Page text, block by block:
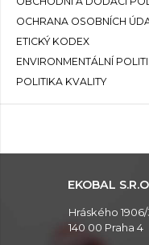
OCHRANA OSOBNÍCH
ETICKÝ KODEX
ENVIRONMENTÁLNÍ
POLITIKA KVALITY
EKOBAL
Hráského 1906/
140 00 Praha 4